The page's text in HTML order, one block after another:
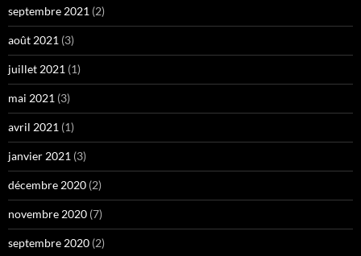
septembre 2021 (2)
août 2021 (3)
juillet 2021 (1)
mai 2021 (3)
avril 2021 (1)
janvier 2021 (3)
décembre 2020 (2)
novembre 2020 (7)
septembre 2020 (2)